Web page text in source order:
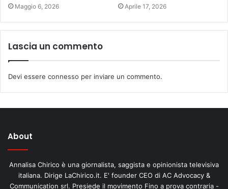
Maggio 6, 2026 Aprile 17, 2026
Lascia un commento
Devi essere connesso per inviare un commento.
About
Annalisa Chirico è una giornalista, saggista e opinionista televisiva
italiana. Dirige LaChirico.it. E' founder CEO di AC Advocacy &
Communication srl. Presiede il movimento Fino a prova contraria -